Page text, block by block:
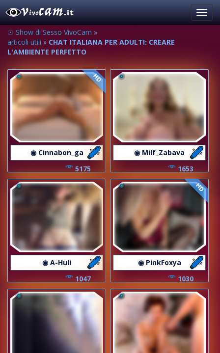
☉ Show di Sesso VivoCam »
articoli utili » CHAT ITALIANA PER ADULTI: CREARE
L'AMBIENTE PERFETTO
HD
◉ Cinnabon_ga
5175
◉ Milf_Zabava
1653
◉ A-Huli
1047
HD
◉ PinkFoxya
1030